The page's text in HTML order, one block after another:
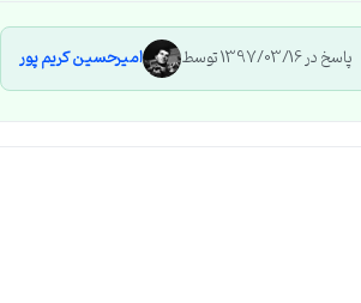
پاسخ در 1397/03/16 توسط امیرحسین کریم پور